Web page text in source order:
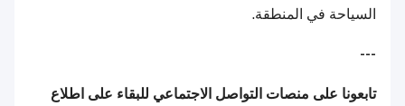
السياحة في المنطقة.
---
تابعونا على منصات التواصل الاجتماعي للبقاء على اطلاع